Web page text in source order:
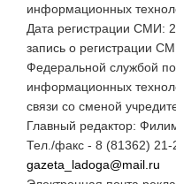
информационных
Дата регистрации СМИ:
запись о регистрации
Федеральной службой
информационных
связи со сменой
Главный редактор:
Тел./факс - 8 (81362) 21-
gazeta_ladoga@mail.ru